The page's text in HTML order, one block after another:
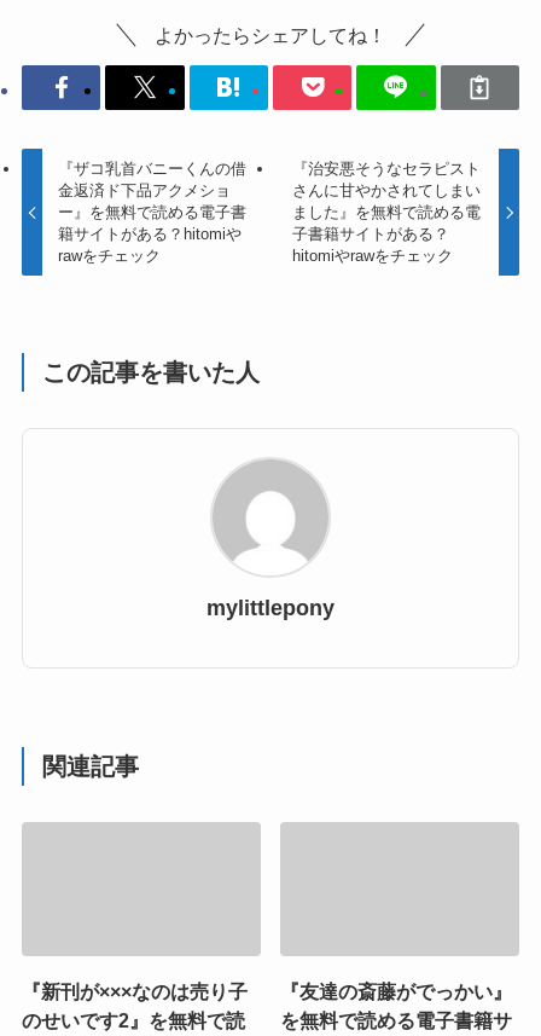
よかったらシェアしてね！
『ザコ乳首バニーくんの借
金返済ド下品アクメショ
ー』を無料で読める電子書
籍サイトがある？hitomiや
rawをチェック
『治安悪そうなセラピスト
さんに甘やかされてしまい
ました』を無料で読める電
子書籍サイトがある？
hitomiやrawをチェック
この記事を書いた人
mylittlepony
関連記事
『新刊が×××なのは売り子
のせいです2』を無料で読
『友達の斎藤がでっかい』
を無料で読める電子書籍サ